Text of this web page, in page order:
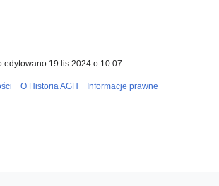
edytowano 19 lis 2024 o 10:07.
O Historia AGH Informacje prawne